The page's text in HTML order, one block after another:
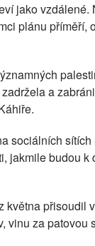
jako vzdálené.
plánu příměří,
a
sociálních sítích
jakmile budou
přisoudil
vinu za patovou